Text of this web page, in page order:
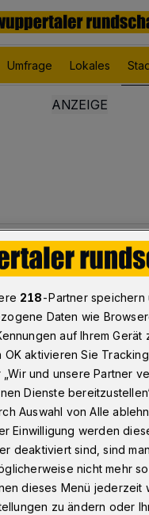
Umfrage Lokales
Uellendahl - Dönberg
nach
218-Partner
Daten wie
auf Ihrem Gerät
OK aktivieren Sie
und unsere Partner
Dienste
Auswahl von Alle
Einwilligung werden
deaktiviert sind, sind
nicht mehr
dieses Menü jederzeit
zu ändern oder